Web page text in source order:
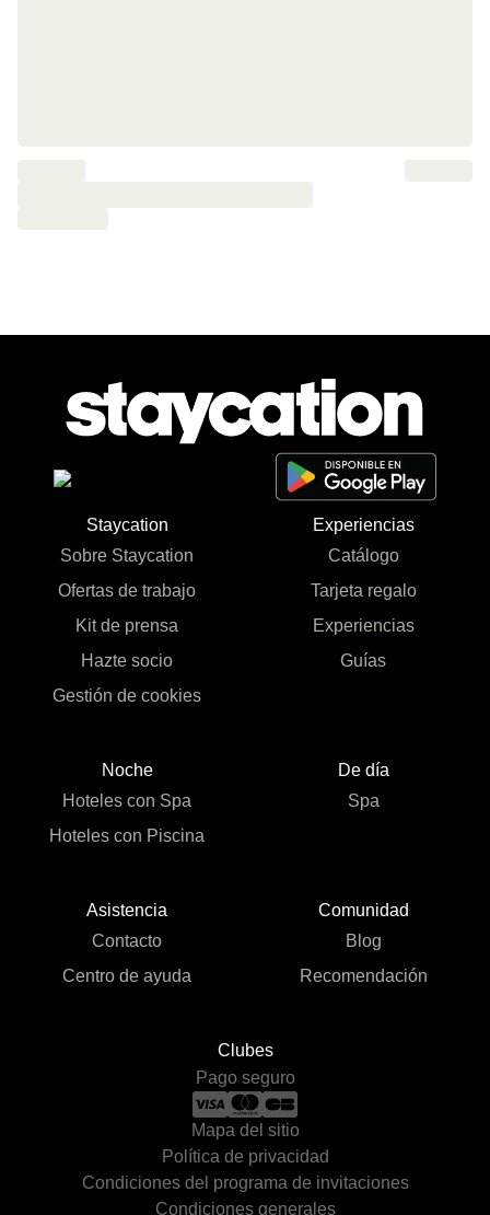
Staycation
Sobre Staycation
Ofertas de trabajo
Kit de prensa
Hazte socio
Gestión de cookies
Experiencias
Catálogo
Tarjeta regalo
Experiencias
Guías
Noche
Hoteles con Spa
Hoteles con Piscina
De día
Spa
Asistencia
Contacto
Centro de ayuda
Comunidad
Blog
Recomendación
Clubes
Pago seguro
Mapa del sitio
Política de privacidad
Condiciones del programa de invitaciones
Condiciones generales